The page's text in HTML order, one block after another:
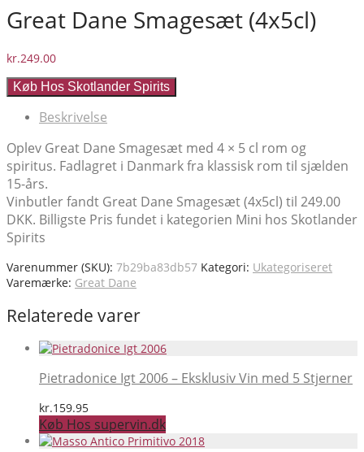
Great Dane Smagesæt (4x5cl)
kr.249.00
Køb Hos Skotlander Spirits
Beskrivelse
Oplev Great Dane Smagesæt med 4 × 5 cl rom og
spiritus. Fadlagret i Danmark fra klassisk rom til sjælden
15-års.
Vinbutler fandt Great Dane Smagesæt (4x5cl) til 249.00
DKK. Billigste Pris fundet i kategorien Mini hos Skotlander
Spirits
Varenummer (SKU): 7b29ba83db57 Kategori: Ukategoriseret
Varemærke: Great Dane
Relaterede varer
Pietradonice Igt 2006 – Eksklusiv Vin med 5 Stjerner
kr.159.95
Køb Hos supervin.dk